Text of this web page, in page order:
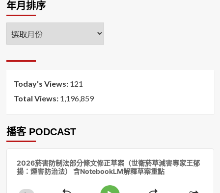
年月排序
年
月
序
Today's Views: 121
Total Views: 1,196,859
播客 PODCAST
2026菸害防制法部分條文修正草案（世衛菸草減害專家王郁
揚：煙害防治法） 含NotebookLM解釋草案重點